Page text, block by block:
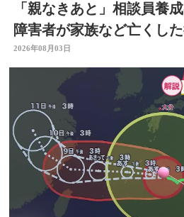
「親なきあと」相談員養
障害者が家族など亡くし
せるように 大分
2026年08月03日